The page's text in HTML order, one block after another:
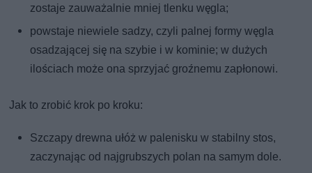
zostaje zauważalnie mniej tlenku węgla;
powstaje niewiele sadzy, czyli palnej formy węgla
osadzającej się na szybie i w kominie; w dużych
ilościach może ona sprzyjać groźnemu zapłonowi.
Jak to zrobić krok po kroku:
Szczapy drewna ułóż w palenisku w stabilny stos,
zaczynając od najgrubszych polan na samym dole.